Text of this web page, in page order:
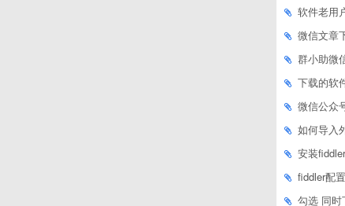
软件老用
微信文章下载
群小助微
下载的软件被360、
微信公众
如何导入外部
安装fiddler证
fiddler配
勾选 同时下载